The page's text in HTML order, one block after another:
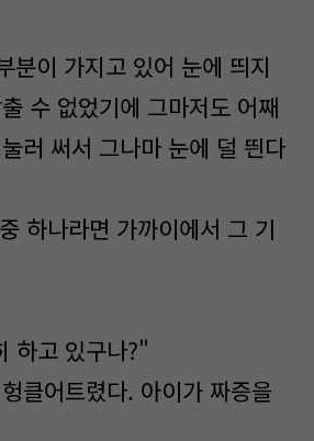
분이 가지고 있어 눈에 띄지
수 없었기에 그마저도 어째
러 써서 그나마 눈에 덜 띈다
하나라면 가까이에서 그 기
하고 있구나?"
클어트렸다. 아이가 짜증을